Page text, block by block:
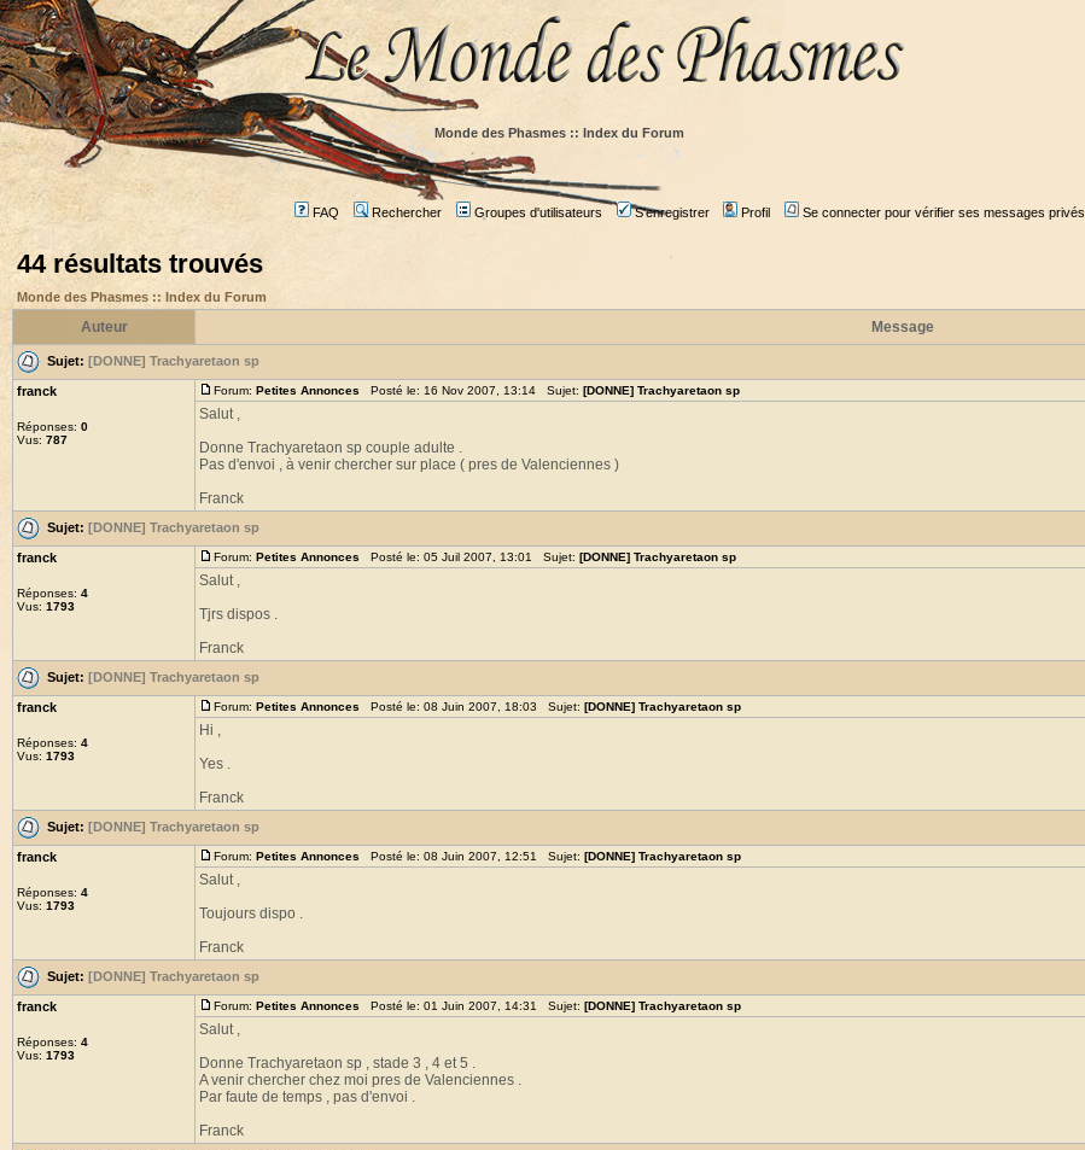
Monde des Phasmes :: Index du Forum
FAQ Rechercher Groupes d'utilisateurs S'enregistrer Profil Se connecter pour vérifier ses messages privés
44 résultats trouvés
Monde des Phasmes :: Index du Forum
Auteur Message
Sujet: [DONNE] Trachyaretaon sp
franck
Réponses: 0
Vus: 787
Forum: Petites Annonces Posté le: 16 Nov 2007, 13:14 Sujet: [DONNE] Trachyaretaon sp
Salut ,
Donne Trachyaretaon sp couple adulte .
Pas d'envoi , à venir chercher sur place ( pres de Valenciennes )
Franck
Sujet: [DONNE] Trachyaretaon sp
franck
Réponses: 4
Vus: 1793
Forum: Petites Annonces Posté le: 05 Juil 2007, 13:01 Sujet: [DONNE] Trachyaretaon sp
Salut ,
Tjrs dispos .
Franck
Sujet: [DONNE] Trachyaretaon sp
franck
Réponses: 4
Vus: 1793
Forum: Petites Annonces Posté le: 08 Juin 2007, 18:03 Sujet: [DONNE] Trachyaretaon sp
Hi ,
Yes .
Franck
Sujet: [DONNE] Trachyaretaon sp
franck
Réponses: 4
Vus: 1793
Forum: Petites Annonces Posté le: 08 Juin 2007, 12:51 Sujet: [DONNE] Trachyaretaon sp
Salut ,
Toujours dispo .
Franck
Sujet: [DONNE] Trachyaretaon sp
franck
Réponses: 4
Vus: 1793
Forum: Petites Annonces Posté le: 01 Juin 2007, 14:31 Sujet: [DONNE] Trachyaretaon sp
Salut ,
Donne Trachyaretaon sp , stade 3 , 4 et 5 .
A venir chercher chez moi pres de Valenciennes .
Par faute de temps , pas d'envoi .
Franck